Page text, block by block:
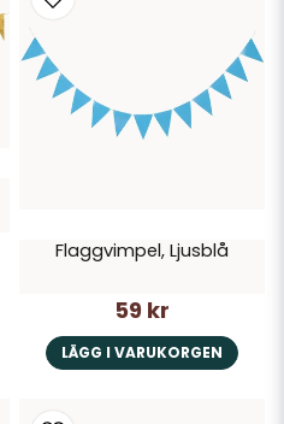
Flaggvimpel, Ljusblå
59 kr
LÄGG I VARUKORGEN